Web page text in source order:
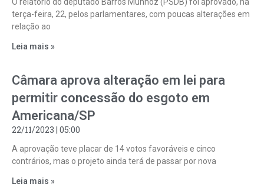
terça-feira, 22, pelos parlamentares, com poucas alterações em
relação ao
Leia mais »
Câmara aprova alteração em lei para
permitir concessão do esgoto em
Americana/SP
22/11/2023 05:00
A aprovação teve placar de 14 votos favoráveis e cinco
contrários, mas o projeto ainda terá de passar por nova
Leia mais »